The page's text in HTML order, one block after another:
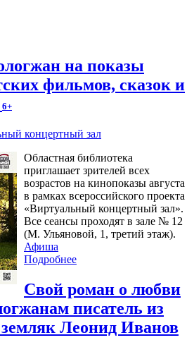
на показы
фильмов, сказок и
6+
концертный зал
Областная библиотека
приглашает зрителей всех
возрастов на кинопоказы августа
в рамках всероссийского проекта
«Виртуальный концертный зал».
Все сеансы проходят в зале № 12
(М. Ульяновой, 1, третий этаж).
Афиша
Подробнее
Свой роман о любви
писатель из
Леонид Иванов